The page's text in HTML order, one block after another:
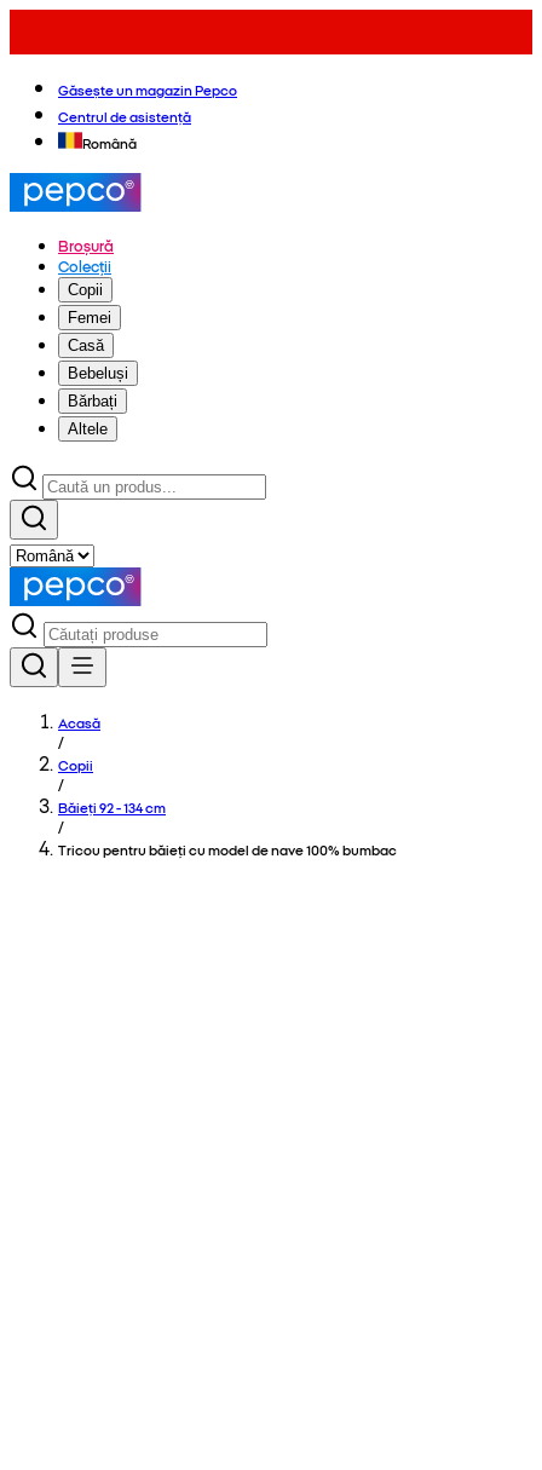
Găsește un magazin Pepco
Centrul de asistență
Română
Broșură
Colecții
Copii
Femei
Casă
Bebeluși
Bărbați
Altele
Acasă
/
Copii
/
Băieți 92 - 134 cm
/
Tricou pentru băieți cu model de nave 100% bumbac